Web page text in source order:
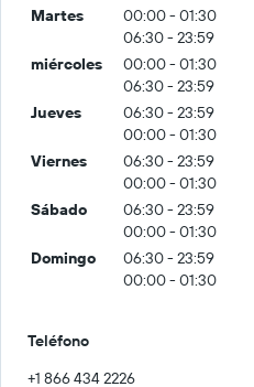
Martes
00:00 - 01:30
06:30 - 23:59
miércoles
00:00 - 01:30
06:30 - 23:59
Jueves
06:30 - 23:59
00:00 - 01:30
Viernes
06:30 - 23:59
00:00 - 01:30
Sábado
06:30 - 23:59
00:00 - 01:30
Domingo
06:30 - 23:59
00:00 - 01:30
Teléfono
+1 866 434 2226